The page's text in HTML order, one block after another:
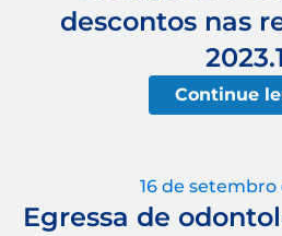
descontos nas
2023.1
Continue
16 de setembro
Egressa de